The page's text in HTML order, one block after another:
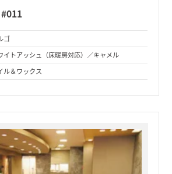
ゴ
イトアッシュ（床暖房対応）／キャメル
ル＆ワックス